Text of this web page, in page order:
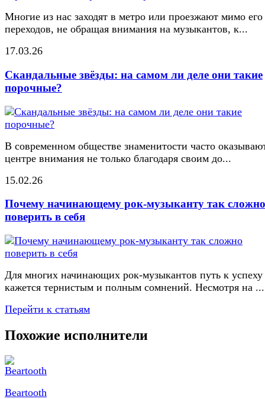
Многие из нас заходят в метро или проезжают мимо его
переходов, не обращая внимания на музыкантов, к...
17.03.26
Скандальные звёзды: на самом ли деле они такие
порочные?
В современном обществе знаменитости часто
центре внимания не только благодаря своим до...
15.02.26
Почему начинающему рок-музыканту так сложно
поверить в себя
Для многих начинающих рок-музыкантов путь к успеху
кажется тернистым и полным сомнений. Несмотря на ...
Перейти к статьям
Похожие исполнители
Beartooth